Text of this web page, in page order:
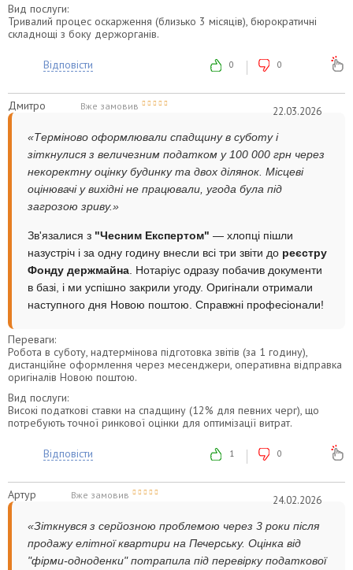
Вид послуги:
Тривалий процес оскарження (близько 3 місяців), бюрократичні
складнощі з боку держорганів.
Відповісти 0 0
22.03.2026
Дмитро Вже замовив
«Терміново оформлювали спадщину в суботу і
зіткнулися з величезним податком у 100 000 грн через
некоректну оцінку будинку та двох ділянок. Місцеві
оцінювачі у вихідні не працювали, угода була під
загрозою зриву.»
Зв'язалися з "Чесним Експертом" — хлопці пішли
назустріч і за одну годину внесли всі три звіти до реєстру
Фонду держмайна . Нотаріус одразу побачив документи
в базі, і ми успішно закрили угоду. Оригінали отримали
наступного дня Новою поштою. Справжні професіонали!
Переваги:
Робота в суботу, надтермінова підготовка звітів (за 1 годину),
дистанційне оформлення через месенджери, оперативна відправка
оригіналів Новою поштою.
Вид послуги:
Високі податкові ставки на спадщину (12% для певних черг), що
потребують точної ринкової оцінки для оптимізації витрат.
Відповісти 1 0
24.02.2026
Артур Вже замовив
«Зіткнувся з серйозною проблемою через 3 роки після
продажу елітної квартири на Печерську. Оцінка від
"фірми-одноденки" потрапила під перевірку податкової